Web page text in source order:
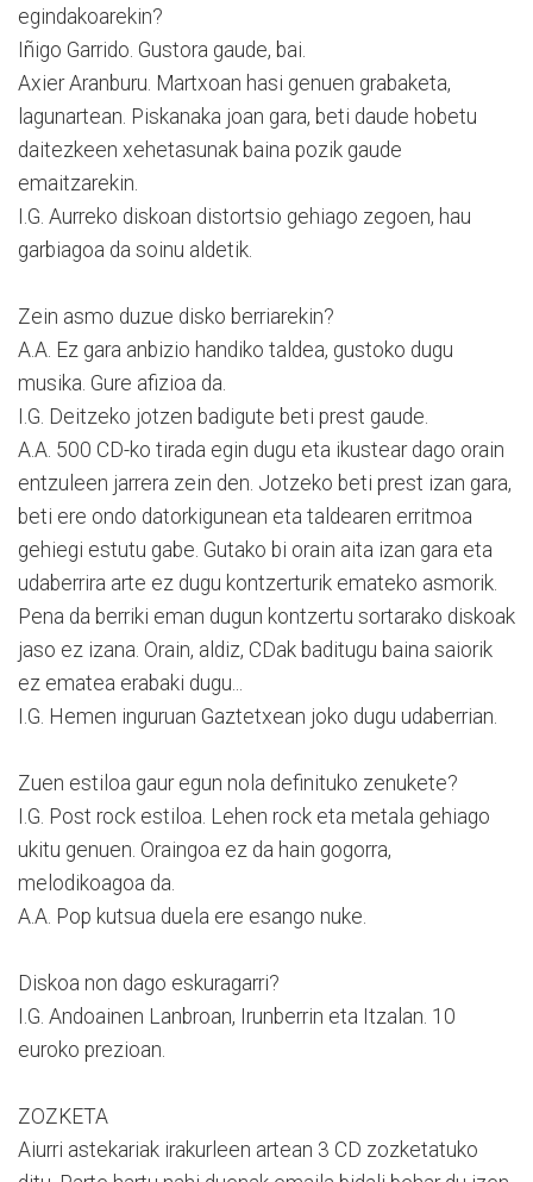
egindakoarekin?
Iñigo Garrido. Gustora gaude, bai.
Axier Aranburu. Martxoan hasi genuen grabaketa,
lagunartean. Piskanaka joan gara, beti daude hobetu
daitezkeen xehetasunak baina pozik gaude
emaitzarekin.
I.G. Aurreko diskoan distortsio gehiago zegoen, hau
garbiagoa da soinu aldetik.
Zein asmo duzue disko berriarekin?
A.A. Ez gara anbizio handiko taldea, gustoko dugu
musika. Gure afizioa da.
I.G. Deitzeko jotzen badigute beti prest gaude.
A.A. 500 CD-ko tirada egin dugu eta ikustear dago orain
entzuleen jarrera zein den. Jotzeko beti prest izan gara,
beti ere ondo datorkigunean eta taldearen erritmoa
gehiegi estutu gabe. Gutako bi orain aita izan gara eta
udaberrira arte ez dugu kontzerturik emateko asmorik.
Pena da berriki eman dugun kontzertu sortarako diskoak
jaso ez izana. Orain, aldiz, CDak baditugu baina saiorik
ez ematea erabaki dugu...
I.G. Hemen inguruan Gaztetxean joko dugu udaberrian.
Zuen estiloa gaur egun nola definituko zenukete?
I.G. Post rock estiloa. Lehen rock eta metala gehiago
ukitu genuen. Oraingoa ez da hain gogorra,
melodikoagoa da.
A.A. Pop kutsua duela ere esango nuke.
Diskoa non dago eskuragarri?
I.G. Andoainen Lanbroan, Irunberrin eta Itzalan. 10
euroko prezioan.
ZOZKETA
Aiurri astekariak irakurleen artean 3 CD zozketatuko